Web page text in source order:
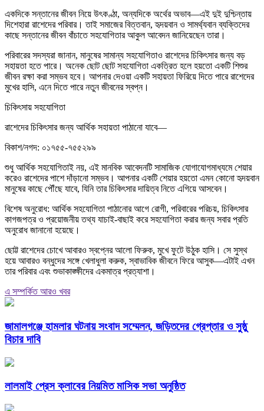
একদিকে সন্তানের জীবন নিয়ে উৎকণ্ঠা, অন্যদিকে অর্থের অভাব—এই দুই দুশ্চিন্তায়
দিশেহারা রাশেদের পরিবার। তাই সমাজের বিত্তবান, হৃদয়বান ও সামর্থ্যবান ব্যক্তিদের
কাছে সন্তানের জীবন বাঁচাতে সহযোগিতার আকুল আবেদন জানিয়েছেন তারা।
পরিবারের সদস্যরা জানান, মানুষের সামান্য সহযোগিতাও রাশেদের চিকিৎসার জন্য বড়
সহায়তা হতে পারে। অনেক ছোট ছোট সহযোগিতা একত্রিত হলে হয়তো একটি শিশুর
জীবন রক্ষা করা সম্ভব হবে। আপনার দেওয়া একটি সহায়তা ফিরিয়ে দিতে পারে রাশেদের
মুখের হাসি, এনে দিতে পারে নতুন জীবনের স্বপ্ন।
চিকিৎসায় সহযোগিতা
রাশেদের চিকিৎসার জন্য আর্থিক সহায়তা পাঠানো যাবে—
বিকাশ/নগদ: ০১৭৫৫-৭৫৫২৯৯
শুধু আর্থিক সহযোগিতাই নয়, এই মানবিক আবেদনটি সামাজিক যোগাযোগমাধ্যমে শেয়ার
করেও রাশেদের পাশে দাঁড়ানো সম্ভব। আপনার একটি শেয়ার হয়তো এমন কোনো হৃদয়বান
মানুষের কাছে পৌঁছে যাবে, যিনি তার চিকিৎসার দায়িত্ব নিতে এগিয়ে আসবেন।
বিশেষ অনুরোধ: আর্থিক সহযোগিতা পাঠানোর আগে রোগী, পরিবারের পরিচয়, চিকিৎসার
কাগজপত্র ও প্রয়োজনীয় তথ্য যাচাই-বাছাই করে সহযোগিতা করার জন্য সবার প্রতি
অনুরোধ জানানো হয়েছে।
ছোট্ট রাশেদের চোখে আবারও স্বপ্নের আলো ফিরুক, মুখে ফুটে উঠুক হাসি। সে সুস্থ
হয়ে আবারও বন্ধুদের সঙ্গে খেলাধুলা করুক, স্বাভাবিক জীবনে ফিরে আসুক—এটাই এখন
তার পরিবার এবং শুভাকাঙ্ক্ষীদের একমাত্র প্রত্যাশা।
এ সম্পর্কিত আরও খবর
জামালগঞ্জে হামলার ঘটনায় সংবাদ সম্মেলন, জড়িতদের গ্রেপ্তার ও সুষ্ঠু
বিচার দাবি
লালমাই প্রেস ক্লাবের নিয়মিত মাসিক সভা অনুষ্ঠিত